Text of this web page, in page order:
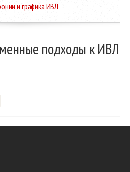
и графика ИВЛ
подходы к ИВЛ